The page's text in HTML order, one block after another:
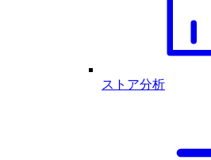
ストア分析